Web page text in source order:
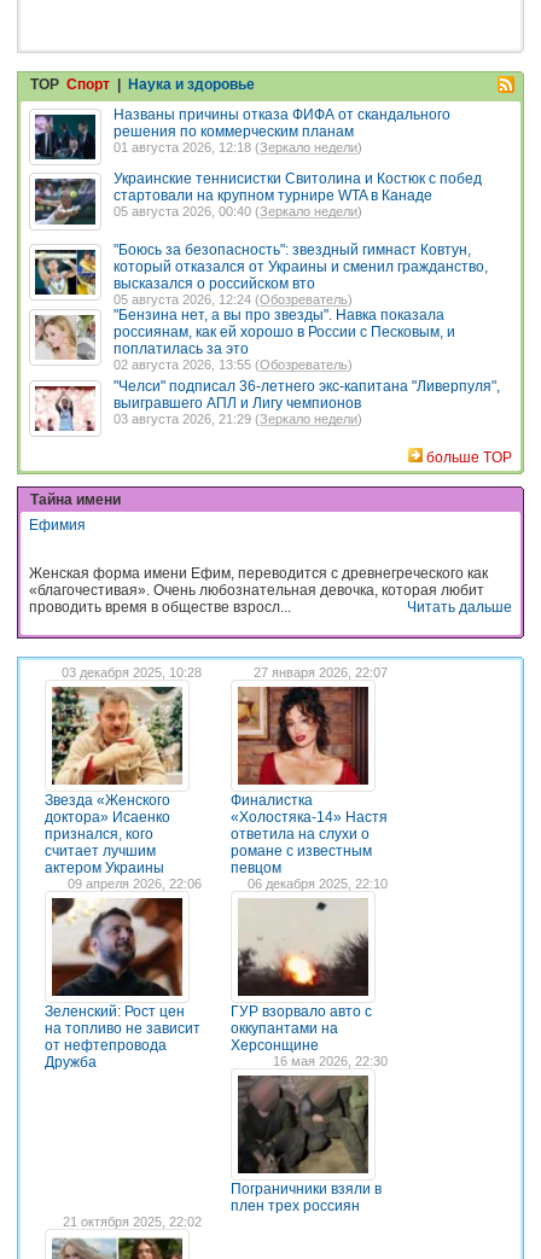
TOP Спорт | Наука и здоровье
Названы причины отказа ФИФА от скандального
решения по коммерческим планам
01 августа 2026, 12:18 (Зеркало недели)
Украинские теннисистки Свитолина и Костюк с побед
стартовали на крупном турнире WTA в Канаде
05 августа 2026, 00:40 (Зеркало недели)
"Боюсь за безопасность": звездный гимнаст Ковтун,
который отказался от Украины и сменил гражданство,
высказался о российском вто
05 августа 2026, 12:24 (Обозреватель)
"Бензина нет, а вы про звезды". Навка показала
россиянам, как ей хорошо в России с Песковым, и
поплатилась за это
02 августа 2026, 13:55 (Обозреватель)
"Челси" подписал 36-летнего экс-капитана "Ливерпуля",
выигравшего АПЛ и Лигу чемпионов
03 августа 2026, 21:29 (Зеркало недели)
больше TOP
Тайна имени
Ефимия
Женская форма имени Ефим, переводится с древнегреческого как
«благочестивая». Очень любознательная девочка, которая любит
проводить время в обществе взросл...
Читать дальше
03 декабря 2025, 10:28
Звезда «Женского
доктора» Исаенко
признался, кого
считает лучшим
актером Украины
27 января 2026, 22:07
Финалистка
«Холостяка-14» Настя
ответила на слухи о
романе с известным
певцом
09 апреля 2026, 22:06
Зеленский: Рост цен
на топливо не зависит
от нефтепровода
Дружба
06 декабря 2025, 22:10
ГУР взорвало авто с
оккупантами на
Херсонщине
16 мая 2026, 22:30
Пограничники взяли в
плен трех россиян
21 октября 2025, 22:02